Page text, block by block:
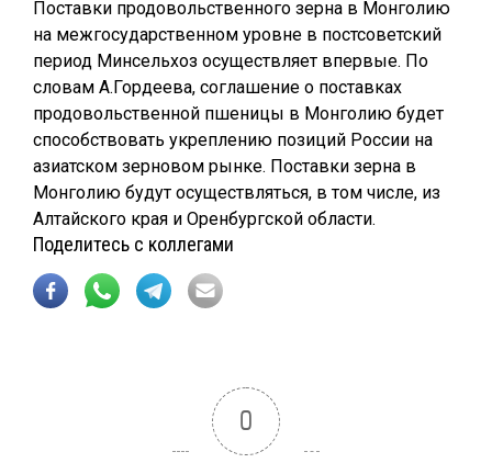
Поставки продовольственного зерна в Монголию
на межгосударственном уровне в постсоветский
период Минсельхоз осуществляет впервые. По
словам А.Гордеева, соглашение о поставках
продовольственной пшеницы в Монголию будет
способствовать укреплению позиций России на
азиатском зерновом рынке. Поставки зерна в
Монголию будут осуществляться, в том числе, из
Алтайского края и Оренбургской области.
Поделитесь с коллегами
0